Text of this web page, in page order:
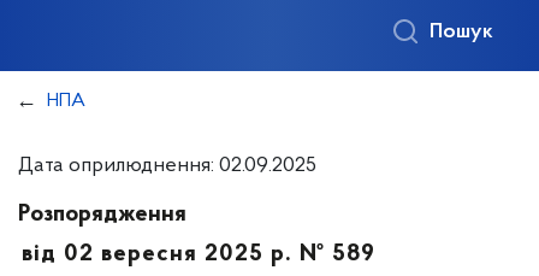
Пошук
НПА
Дата оприлюднення: 02.09.2025
Розпорядження
від 02 вересня 2025 р. № 589